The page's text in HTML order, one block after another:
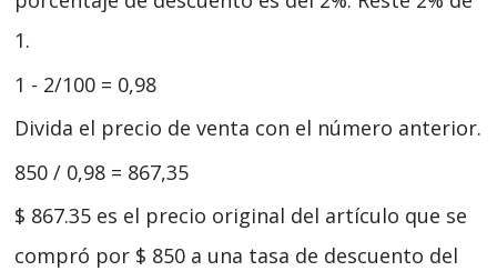
1.
1 - 2/100 = 0,98
Divida el precio de venta con el número anterior.
850 / 0,98 = 867,35
$ 867.35 es el precio original del artículo que se
compró por $ 850 a una tasa de descuento del